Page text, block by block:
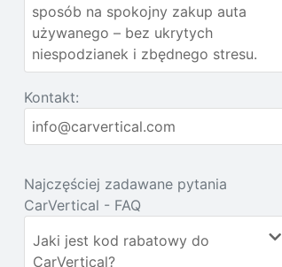
sposób na spokojny zakup auta
używanego – bez ukrytych
niespodzianek i zbędnego stresu.
Kontakt:
info@carvertical.com
Najczęściej zadawane pytania
CarVertical - FAQ
Jaki jest kod rabatowy do
CarVertical?